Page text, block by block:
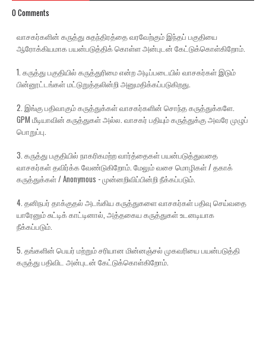
0 Comments
வாசகர்களின் கருத்து சுதந்திரத்தை வரவேற்கும் இந்தப் பகுதியை
ஆரோக்கியமாக பயன்படுத்திக் கொள்ள அன்புடன் கேட்டுக்கொள்கிறோம்.
1. கருத்து பகுதியில் கருத்துரிமை என்ற அடிப்படையில் வாசகர்கள் இடும்
பின்னூட்டங்கள் மட்டுறுத்தலின்றி அனுமதிக்கப்படுகிறது.
2. இங்கு பதிவாகும் கருத்துக்கள் வாசகர்களின் சொந்த கருத்துக்களே.
GPM மீடியாவின் கருத்துகள் அல்ல. வாசகர் பதியும் கருத்துக்கு அவரே முழுப்
பொறுப்பு.
3. கருத்து பகுதியில் நாகரிகமற்ற வார்த்தைகள் பயன்படுத்துவதை
வாசகர்கள் தவிர்க்க வேண்டுகிறோம். மேலும் வசை மொழிகள் / தகாக்
கருத்துக்கள் / Anonymous - முன்னறிவிப்பின்றி நீக்கப்படும்.
4. தனிநபர் தாக்குதல் அடங்கிய கருத்துகளை வாசகர்கள் பதிவு செய்வதை
யாரேனும் சுட்டிக் காட்டினால், அத்தகைய கருத்துகள் உடனடியாக
நீக்கப்படும்.
5. தங்களின் பெயர் மற்றும் சரியான மின்னஞ்சல் முகவரியை பயன்படுத்தி
கருத்து பதிவிட அன்புடன் கேட்டுக்கொள்கிறோம்.